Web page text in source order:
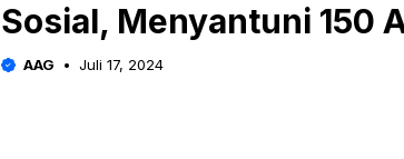
Sosial, Menyantuni 150
AAG Juli 17, 2024